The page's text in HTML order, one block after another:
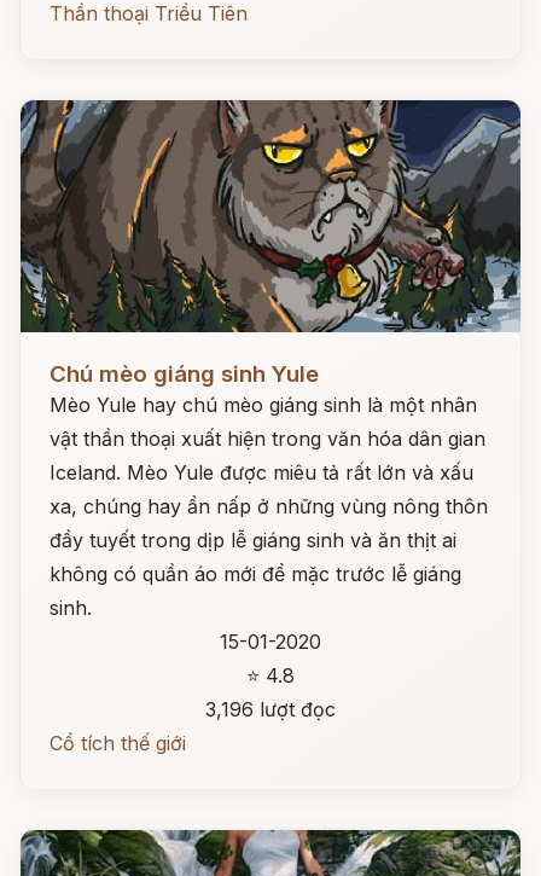
Thần thoại Triều Tiên
Chú mèo giáng sinh Yule
Mèo Yule hay chú mèo giáng sinh là một nhân
vật thần thoại xuất hiện trong văn hóa dân gian
Iceland. Mèo Yule được miêu tả rất lớn và xấu
xa, chúng hay ẩn nấp ở những vùng nông thôn
đầy tuyết trong dịp lễ giáng sinh và ăn thịt ai
không có quần áo mới để mặc trước lễ giáng
sinh.
15-01-2020
⭐ 4.8
3,196 lượt đọc
Cổ tích thế giới